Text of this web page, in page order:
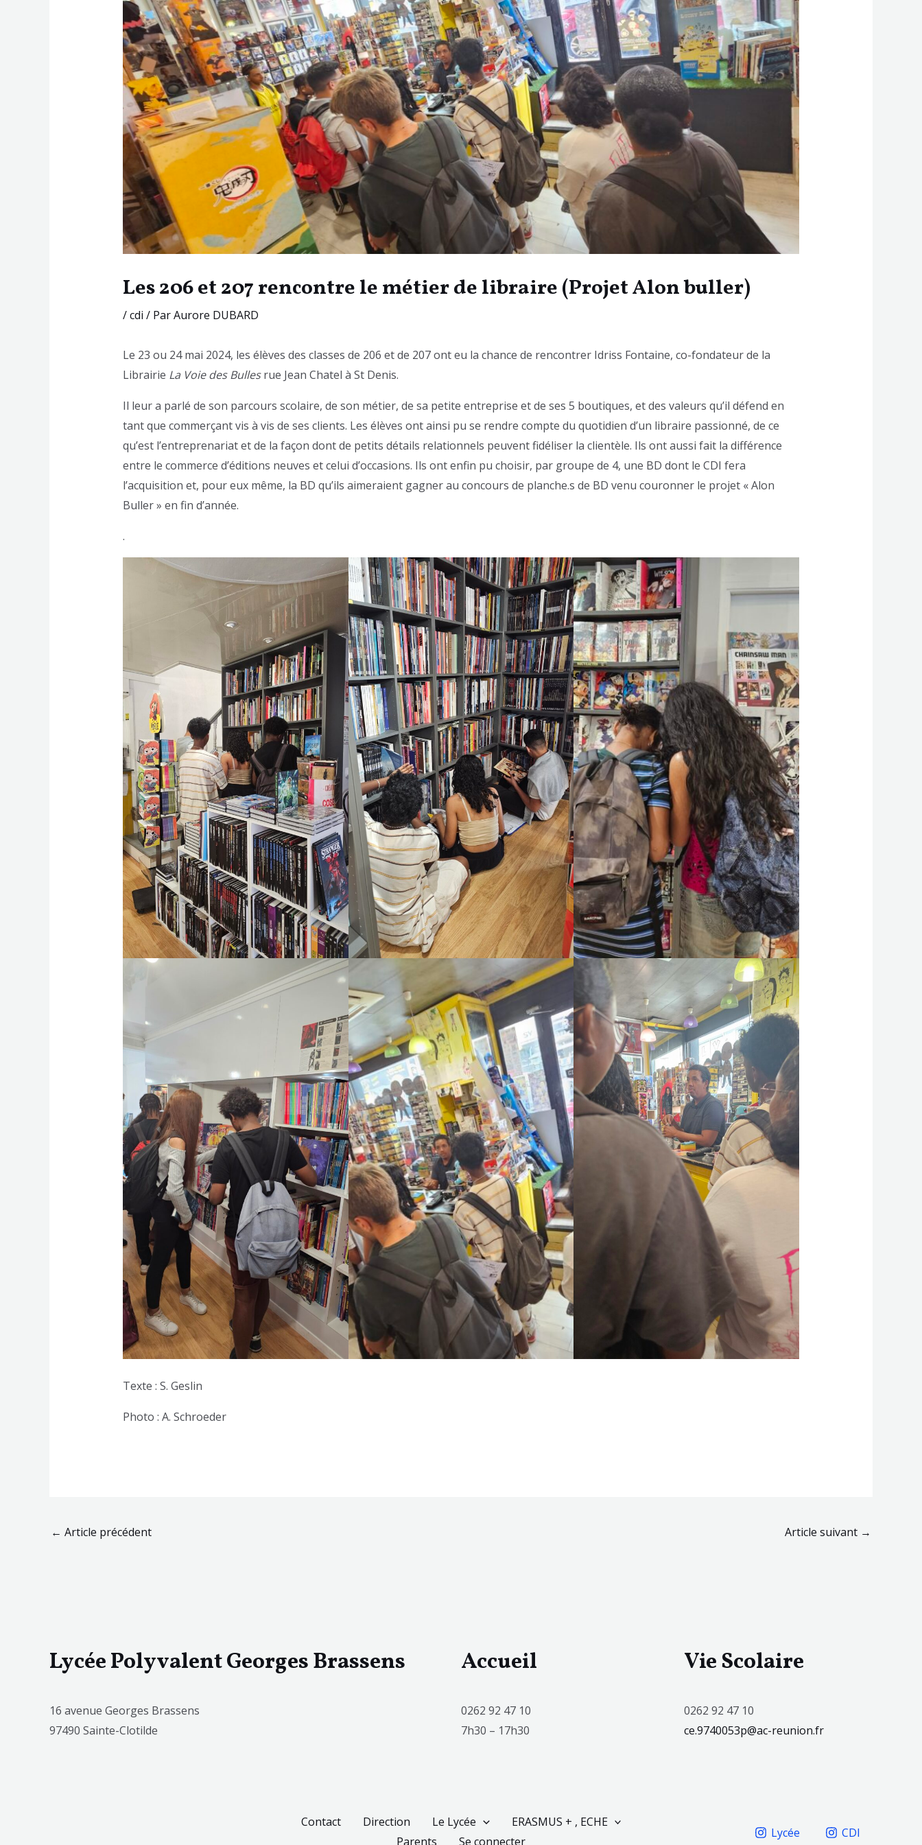
Les 206 et 207 rencontre le métier de libraire (Projet Alon buller)
/cdi / ParAurore DUBARD
Le 23 ou 24 mai 2024, les élèves des classes de 206 et de 207 ont eu la chance de rencontrer Idriss Fontaine, co-fondateur de la
Librairie La Voie des Bullesrue Jean Chatel à St Denis.
Il leur a parlé de son parcours scolaire, de son métier, de sa petite entreprise et de ses 5 boutiques, et des valeurs qu’il défend en
tant que commerçant vis à vis de ses clients. Les élèves ont ainsi pu se rendre compte du quotidien d’un libraire passionné, de ce
qu’est l’entreprenariat et de la façon dont de petits détails relationnels peuvent fidéliser la clientèle. Ils ont aussi fait la différence
entre le commerce d’éditions neuves et celui d’occasions. Ils ont enfin pu choisir, par groupe de 4, une BD dont le CDI fera
l’acquisition et, pour eux même, la BD qu’ils aimeraient gagner au concours de planche.s de BD venu couronner le projet « Alon
Buller » en fin d’année.
.
Texte : S. Geslin
Photo : A. Schroeder
← Article précédent Article suivant →
Lycée Polyvalent Georges Brassens
16 avenue Georges Brassens
97490 Sainte-Clotilde
Accueil
0262 92 47 10
7h30 – 17h30
Vie Scolaire
0262 92 47 10
ce.9740053p@ac-reunion.fr
Contact Direction Le Lycée
ERASMUS + , ECHE
Parents
Se connecter
Lycée CDI